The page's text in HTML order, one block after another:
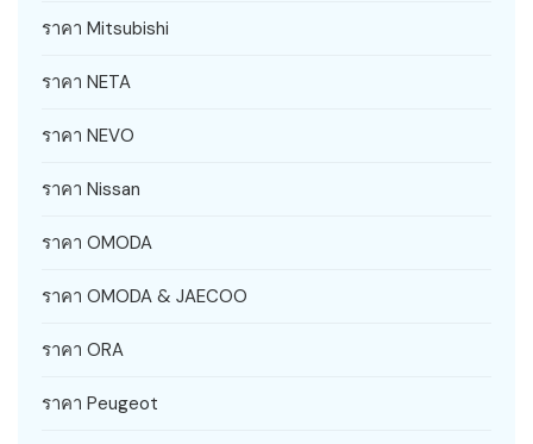
ราคา Mitsubishi
ราคา NETA
ราคา NEVO
ราคา Nissan
ราคา OMODA
ราคา OMODA & JAECOO
ราคา ORA
ราคา Peugeot